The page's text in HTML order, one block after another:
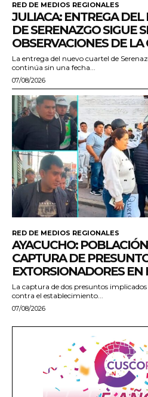
RED DE MEDIOS REGIONALES
JULIACA: ENTREGA
DE SERENAZGO SIGUE
OBSERVACIONES DE
La entrega del nuevo cuartel de
continúa sin una fecha...
07/08/2026
RED DE MEDIOS REGIONALES
AYACUCHO:
CAPTURA DE
EXTORSIONADORES
La captura de dos presuntos
contra el establecimiento...
07/08/2026